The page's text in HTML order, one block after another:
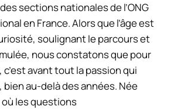
sections nationales de l’ONG
en France. Alors que l’âge est
soulignant le parcours et
nous constatons que pour
, c’est avant tout la passion qui
au-delà des années. Née
les questions